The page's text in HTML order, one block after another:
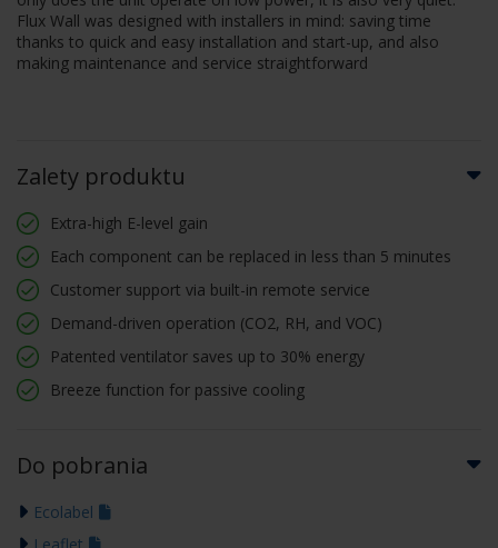
Flux Wall was designed with installers in mind: saving time
thanks to quick and easy installation and start-up, and also
making maintenance and service straightforward
Zalety produktu
Extra-high E-level gain
Each component can be replaced in less than 5 minutes
Customer support via built-in remote service
Demand-driven operation (CO2, RH, and VOC)
Patented ventilator saves up to 30% energy
Breeze function for passive cooling
Do pobrania
Ecolabel